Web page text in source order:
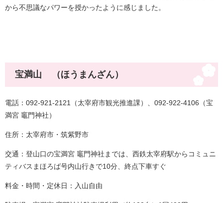
から不思議なパワーを授かったように感じました。
宝満山 （ほうまんざん）
電話：092-921-2121（太宰府市観光推進課）、092-922-4106（宝
満宮 竈門神社）
住所：太宰府市・筑紫野市
交通：登山口の宝満宮 竈門神社までは、西鉄太宰府駅からコミュニ
ティバスまほろば号内山行きで10分、終点下車すぐ
料金・時間・定休日：入山自由